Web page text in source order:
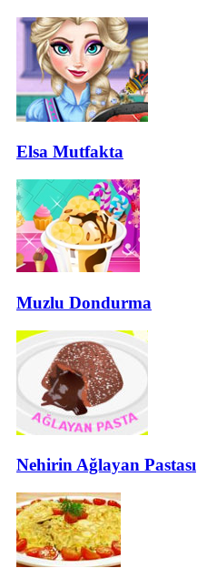
Elsa Mutfakta
Muzlu Dondurma
Nehirin Ağlayan Pastası